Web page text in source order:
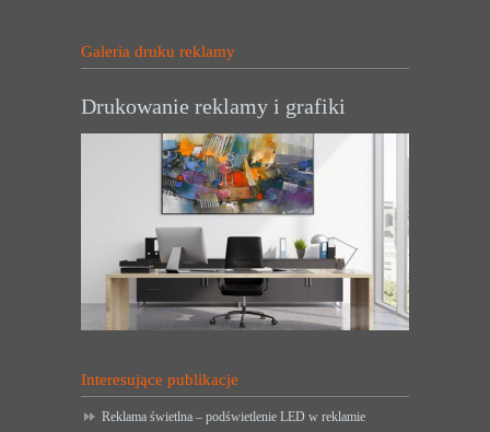
Galeria druku reklamy
Drukowanie reklamy i grafiki
Interesujące publikacje
Reklama świetlna – podświetlenie LED w reklamie